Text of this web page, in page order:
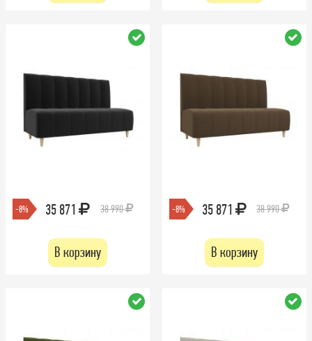
-8% 35 871 38 990
В корзину
-8% 35 871 38 990
В корзину